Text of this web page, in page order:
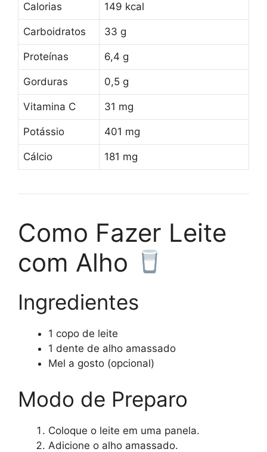
Calorias 149 kcal
Carboidratos 33 g
Proteínas 6,4 g
Gorduras 0,5 g
Vitamina C 31 mg
Potássio 401 mg
Cálcio 181 mg
Como Fazer Leite
com Alho
Ingredientes
1 copo de leite
1 dente de alho amassado
Mel a gosto (opcional)
Modo de Preparo
Coloque o leite em uma panela.
Adicione o alho amassado.